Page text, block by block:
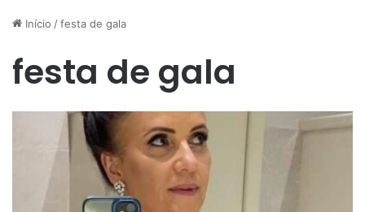
Início /festa de gala
festa de gala